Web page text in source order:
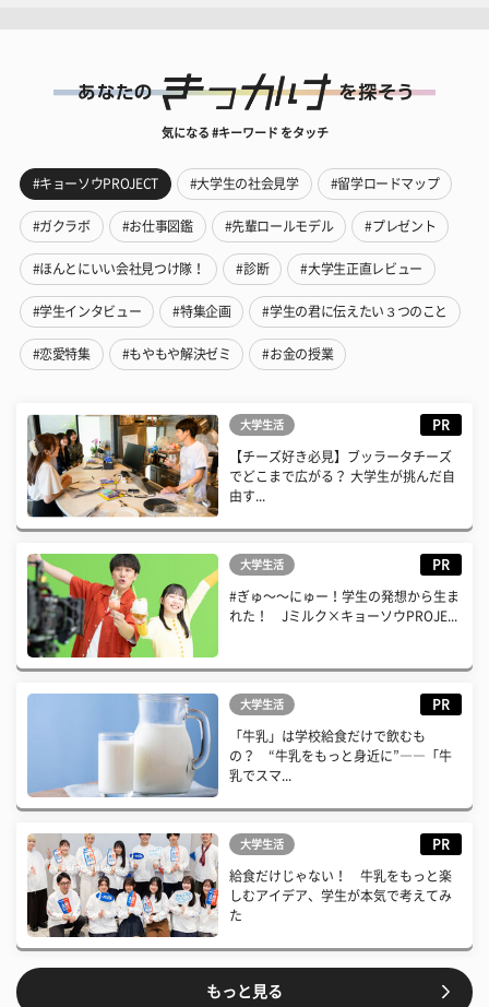
気になる #キーワード をタッチ
#キョーソウPROJECT #大学生の社会見学 #留学ロードマップ
#ガクラボ #お仕事図鑑 #先輩ロールモデル #プレゼント
#ほんとにいい会社見つけ隊！ #診断 #大学生正直レビュー
#学生インタビュー #特集企画 #学生の君に伝えたい３つのこと
#恋愛特集 #もやもや解決ゼミ #お金の授業
大学生活 PR
【チーズ好き必見】ブッラータチーズ
でどこまで広がる？ 大学生が挑んだ自
由す...
大学生活 PR
#ぎゅ〜〜にゅー！学生の発想から生ま
れた！ Jミルク×キョーソウPROJE...
大学生活 PR
「牛乳」は学校給食だけで飲むも
の？ “牛乳をもっと身近に”――「牛
乳でスマ...
大学生活 PR
給食だけじゃない！ 牛乳をもっと楽
しむアイデア、学生が本気で考えてみ
た
もっと見る